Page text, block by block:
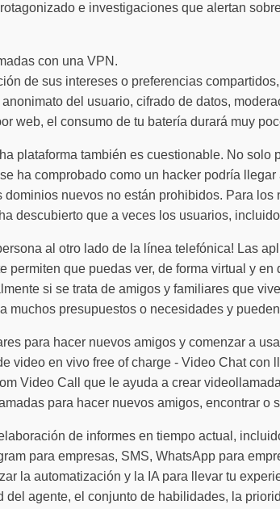
e investigaciones que alertan
con una VPN.
de sus intereses o preferencias
del usuario, cifrado de datos,
web, el consumo de tu batería durará muy
plataforma también es cuestionable. No
ha comprobado como un hacker podría
nuevos no están prohibidos. Para
descubierto que a veces los usuarios,
al otro lado de la línea telefónica! Las
que puedas ver, de forma virtual y
si se trata de amigos y familiares que
muchos presupuestos o necesidades y
para hacer nuevos amigos y comenzar a
video en vivo free of charge - Video Chat
Video Call que le ayuda a crear
para hacer nuevos amigos, encontrar o
de informes en tiempo actual,
para empresas, SMS, WhatsApp para
la automatización y la IA para llevar tu
agente, el conjunto de habilidades, la